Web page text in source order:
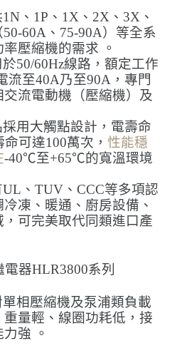
1N、 1P 、 1X 、 2X 、 3X 、
50-60A 、 75-90A）等全系
壓縮機的需求 。
50/60Hz線路，額定工作
流至40A乃至90A ，專門
流電動機（壓縮機）及
採用大觸點設計，電壽命
命可達100萬次， 性能穩
-40℃至+65℃的寬溫環境
UL 、 TUV、 CCC等多項認
凍、暖通、廚房設備、
可完美取代同類進口產
電器HLR3800系列
單相壓縮機及泵浦類負載
量輕、線圈功耗低，接
力強 。